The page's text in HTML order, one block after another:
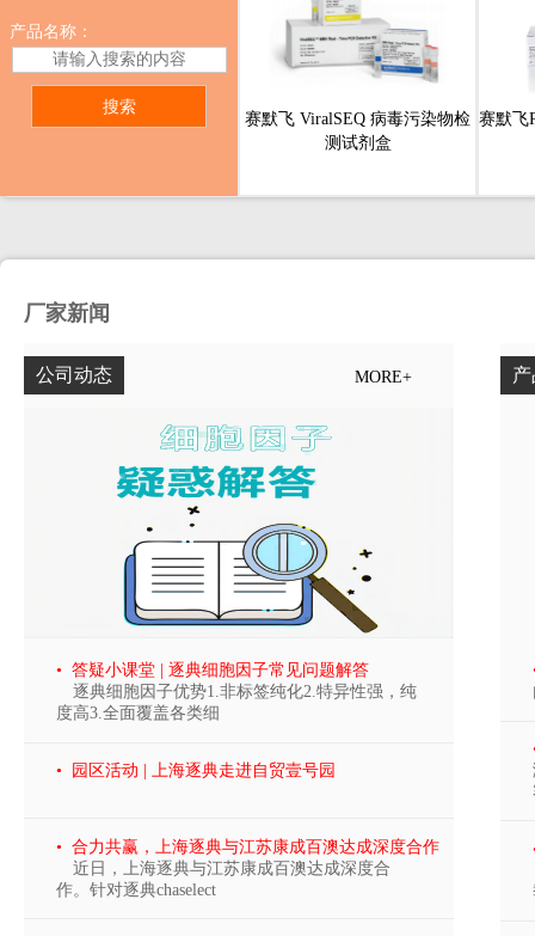
产品名称：
赛默飞 ViralSEQ 病毒污染物检
测试剂盒
赛默飞
厂家新闻
公司动态 MORE+
• 答疑小课堂 | 逐典细胞因子常见问题解答
逐典细胞因子优势1.非标签纯化2.特异性强，纯
度高3.全面覆盖各类细
• 园区活动 | 上海逐典走进自贸壹号园
• 合力共赢，上海逐典与江苏康成百澳达成深度合作
近日，上海逐典与江苏康成百澳达成深度合
作。针对逐典chaselect